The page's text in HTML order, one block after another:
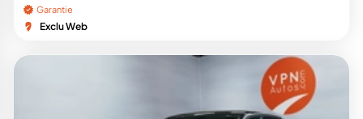
Garantie
Exclu Web